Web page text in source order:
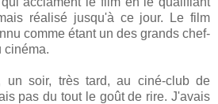
réalisé jusqu'à ce jour. Le film
comme étant un des grands chef-
cinéma.
soir, très tard, au ciné-club de
pas du tout le goût de rire. J'avais